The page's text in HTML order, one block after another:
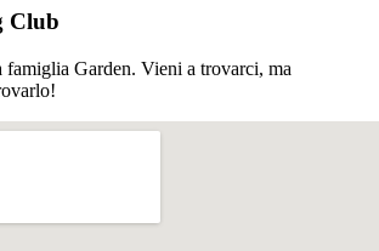
Club
famiglia Garden. Vieni a trovarci, ma